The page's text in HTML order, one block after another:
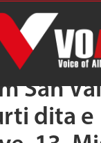
San
dita e